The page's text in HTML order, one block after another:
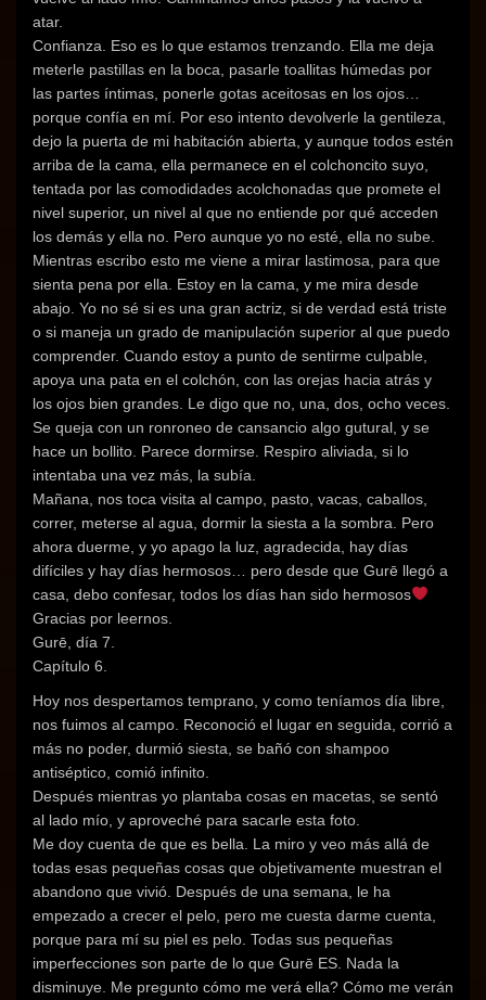
atar.
Confianza. Eso es lo que estamos trenzando. Ella me deja
meterle pastillas en la boca, pasarle toallitas húmedas por
las partes íntimas, ponerle gotas aceitosas en los ojos…
porque confía en mí. Por eso intento devolverle la gentileza,
dejo la puerta de mi habitación abierta, y aunque todos estén
arriba de la cama, ella permanece en el colchoncito suyo,
tentada por las comodidades acolchonadas que promete el
nivel superior, un nivel al que no entiende por qué acceden
los demás y ella no. Pero aunque yo no esté, ella no sube.
Mientras escribo esto me viene a mirar lastimosa, para que
sienta pena por ella. Estoy en la cama, y me mira desde
abajo. Yo no sé si es una gran actriz, si de verdad está triste
o si maneja un grado de manipulación superior al que puedo
comprender. Cuando estoy a punto de sentirme culpable,
apoya una pata en el colchón, con las orejas hacia atrás y
los ojos bien grandes. Le digo que no, una, dos, ocho veces.
Se queja con un ronroneo de cansancio algo gutural, y se
hace un bollito. Parece dormirse. Respiro aliviada, si lo
intentaba una vez más, la subía.
Mañana, nos toca visita al campo, pasto, vacas, caballos,
correr, meterse al agua, dormir la siesta a la sombra. Pero
ahora duerme, y yo apago la luz, agradecida, hay días
difíciles y hay días hermosos… pero desde que Gurē llegó a
casa, debo confesar, todos los días han sido hermosos
Gracias por leernos.
Gurē, día 7.
Capítulo 6.
Hoy nos despertamos temprano, y como teníamos día libre,
nos fuimos al campo. Reconoció el lugar en seguida, corrió a
más no poder, durmió siesta, se bañó con shampoo
antiséptico, comió infinito.
Después mientras yo plantaba cosas en macetas, se sentó
al lado mío, y aproveché para sacarle esta foto.
Me doy cuenta de que es bella. La miro y veo más allá de
todas esas pequeñas cosas que objetivamente muestran el
abandono que vivió. Después de una semana, le ha
empezado a crecer el pelo, pero me cuesta darme cuenta,
porque para mí su piel es pelo. Todas sus pequeñas
imperfecciones son parte de lo que Gurē ES. Nada la
disminuye. Me pregunto cómo me verá ella? Cómo me verán